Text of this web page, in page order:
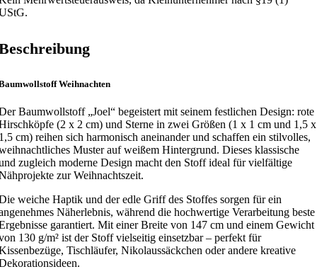
Weihnachten
Baumwollstoff „Joel“ begeistert mit seinem festlichen Design: rote
(2 x 2 cm) und Sterne in zwei Größen (1 x 1 cm und 1,5 x
cm) reihen sich harmonisch aneinander und schaffen ein stilvolles,
Muster auf weißem Hintergrund. Dieses klassische
zugleich moderne Design macht den Stoff ideal für vielfältige
zur Weihnachtszeit.
weiche Haptik und der edle Griff des Stoffes sorgen für ein
Näherlebnis, während die hochwertige Verarbeitung beste
garantiert. Mit einer Breite von 147 cm und einem Gewicht
130 g/m² ist der Stoff vielseitig einsetzbar – perfekt für
Tischläufer, Nikolaussäckchen oder andere kreative